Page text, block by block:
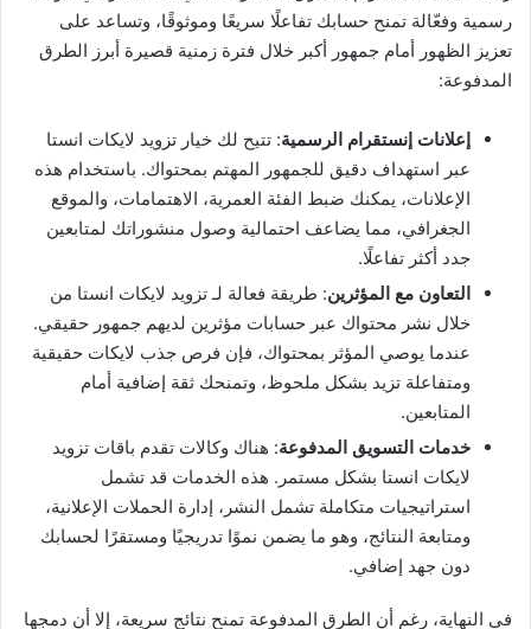
رسمية وفعّالة تمنح حسابك تفاعلًا سريعًا وموثوقًا، وتساعد على
تعزيز الظهور أمام جمهور أكبر خلال فترة زمنية قصيرة أبرز الطرق
المدفوعة:
إعلانات إنستقرام الرسمية: تتيح لك خيار تزويد لايكات انستا
عبر استهداف دقيق للجمهور المهتم بمحتواك. باستخدام هذه
الإعلانات، يمكنك ضبط الفئة العمرية، الاهتمامات، والموقع
الجغرافي، مما يضاعف احتمالية وصول منشوراتك لمتابعين
جدد أكثر تفاعلًا.
التعاون مع المؤثرين: طريقة فعالة لـ تزويد لايكات انستا من
خلال نشر محتواك عبر حسابات مؤثرين لديهم جمهور حقيقي.
عندما يوصي المؤثر بمحتواك، فإن فرص جذب لايكات حقيقية
ومتفاعلة تزيد بشكل ملحوظ، وتمنحك ثقة إضافية أمام
المتابعين.
خدمات التسويق المدفوعة: هناك وكالات تقدم باقات تزويد
لايكات انستا بشكل مستمر. هذه الخدمات قد تشمل
استراتيجيات متكاملة تشمل النشر، إدارة الحملات الإعلانية،
ومتابعة النتائج، وهو ما يضمن نموًا تدريجيًا ومستقرًا لحسابك
دون جهد إضافي.
في النهاية، رغم أن الطرق المدفوعة تمنح نتائج سريعة، إلا أن دمجها